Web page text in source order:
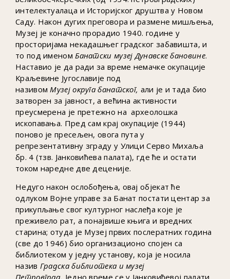
интелектуалаца и Историјског друштва у Новом
Саду. Након дугих преговора и размене мишљења,
Музеј је коначно прорадио 1940. године у
просторијама некадашњег градског забавишта, и
то под именом Банатски музеј Дунавске бановине.
Наставио је да ради за време немачке окупације
Краљевине Југославије под
називом Музеј округа банатског, али је и тада био
затворен за јавност, а већина активности
преусмерена је претежно на археолошка
ископавања. Пред сам крај окупације (1944)
поново је пресељен, овога пута у
репрезентативну зграду у Улици Серво Михаља
бр. 4 (тзв. Јанковићева палата), где ће и остати
током наредне две деценије.
Недуго након ослобођења, овај објекат ће
одлуком Војне управе за Банат постати центар за
прикупљање свог културног наслеђа које је
преживело рат, а понајвише књига и вредних
старина; отуда је Музеј првих послератних година
(све до 1946) био организационо спојен са
библиотеком у једну установу, која је носила
назив Градска библиотека и музеј
Петровград. Једно време се у Јанковићевој палати